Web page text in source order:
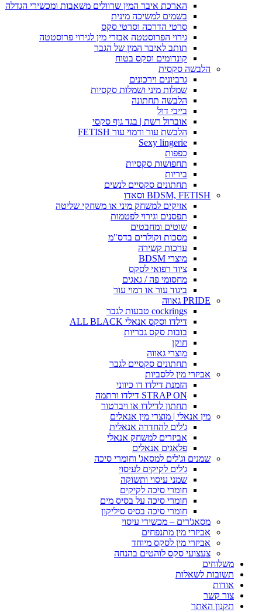
הארכת איבר המין שרוולים משאבות ומכשירי הגדלה
בשמים למשיכה מינית
סרטי הדרכה וסרטי סקס
גירוי הפרוסטטה אבזרי מין לגירוי פרוסטטה
תותב לאיבר המין של הגבר
קונדומים וסקס בטוח
הלבשה סקסית
גרביונים וירכונים
שמלות מיני ושמלות סקסיות
הלבשה תחתונה
בייבי דול
אוברול רשת | בגד גוף סקסי
הלבשת עור ודמוי עור FETISH
Sexy lingerie
כפפות
תחפושות סקסיות
ביריות
תחתונים סקסיים לנשים
BDSM, FETISH וסאדו
אזיקים למשחק מיני או משחקי שליטה
תפסנים וגירוי לפטמות
שוטים ומחבטים
מסכות וקולרים בדס"מ
ערכות קשירה
מוצרי BDSM
ציוד רפואי לסקס
מחסומי פה / גאגים
ביגוד עור או דמוי עור
PRIDE גאווה
cockrings טבעות לגבר
דילדו וסקס אנאלי ALL BLACK
בובות סקס גבריות
חוקן
מוצרי גאווה
תחתונים סקסיים לגבר
אביזרי מין ללסביות
הזמנת דילדו דו כיווני
STRAP ON דילדו ורתמה
תחתון לדילדו או ויברטור
מין אנאלי | מוצרי מין אנאלים
ג'לים להחדרה אנאלית
אביזרים למשחק אנאלי
פלאגים אנאלים
שמנים וג'לים למסאג' וחומרי סיכה
ג'לים לקיקים לעיסוי
שמני עיסוי ותשוקה
חומרי סיכה לקיקים
חומרי סיכה על בסיס מים
חומרי סיכה בסיס סיליקון
מסאג'רים – מכשירי עיסוי
אביזרי מין מתנפחים
אביזרי מין לסקס מיוחד
צעצועי סקס לוהטים בהנחה
משלוחים
תשובות לשאלות
אודות
צור קשר
תקנון האתר